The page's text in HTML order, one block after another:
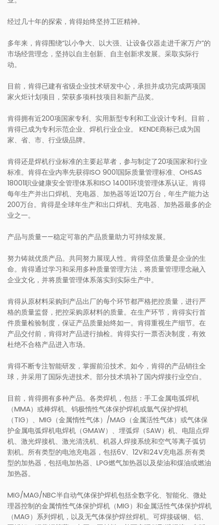
经过几十年的探索，肯得始终坚持工匠精神。
多年来，肯得围绕“以小争大、以大强、让设备仪器走进千家万户”的
市场经营理念，坚持以自主创新、自主创新求发展。采取实际行
动。
目前，肯得已建有省级企业技术研发中心，承担并成功完成两项国
家火炬计划项目，荣获多项科技项目和新产品奖。
肯得拥有近200项国家专利、实用新型专利和工业设计专利。目前，
肯得已成为专利示范企业、焊机行业企业。 KENDE商标已成为国
家、省、市、行业级品牌。
肯得还是焊机行业标准的主要起草者，参与制定了20项国家和行业
标准。肯得在业内率先获得ISO 9001国际质量管理标准、OHSAS
18001职业健康安全管理体系和ISO 14001环境管理体系认证。肯得
每年生产并出口焊机、充电器、加热器等近120万台，年生产能力达
200万台。肯得是全球年生产和出口焊机、充电器、加热器最多的企
业之一。
产品与质量——稳定可靠的产品质量助力可持续发展。
努力铸就优质产品。共同努力展现人性。肯得坚信质量是企业的生
命。肯得通过学习和采用多种质量管理方法，将质量管理理念融入
企业文化，并将质量管理体系落实到实际生产中。
肯得从原材料采购到产品出厂的每个环节都严格把控质量，进行严
格的质量监督，把控采购原材料的质量。在生产环节，肯得实行首
件质量检验制度，保证产品质量始终如一。肯得重视生产细节。在
产品交付前，肯得对产品进行抽检。肯得实行一票否决制度，有效
杜绝不合格产品进入市场。
肯得不断专注智能研发，掌握前沿技术。如今，肯得的产品销往全
球，并采用了国际先进技术。部分技术填补了国内焊接行业空白。
目前，肯得拥有多种产品。各类焊机，包括：手工金属电弧焊机
（MMA）或棒焊机、钨极惰性气体保护焊机或氩气保护焊机
（TIG）、MIG（金属惰性气体）/MAG（金属活性气体）或气体保
护金属电弧焊机电焊机（GMAW）、埋弧焊（SAW）机、电阻点焊
机、激光焊接机、激光清洗机、机器人焊接系统和空气等离子弧切
割机。所有类型的电池充电器，包括6V、12V和24V充电器.所有类
型的加热器，包括电加热器、LPG燃气加热器以及柴油和煤油或燃油
加热器。
MIG/MAG/NBC半自动气体保护焊机包括全数字化、智能化、微处
理器控制的金属惰性气体保护焊机（MIG）和金属活性气体保护焊机
（MAG）系列焊机，以及无气体保护焊丝焊机。可焊接碳钢、铝、